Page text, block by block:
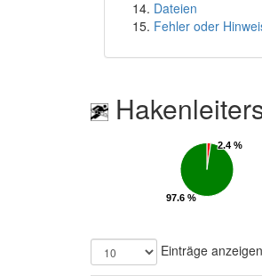
Dateien
Fehler oder
2.4 %
2.4 %
97.6 %
97.6 %
Einträge anzeigen